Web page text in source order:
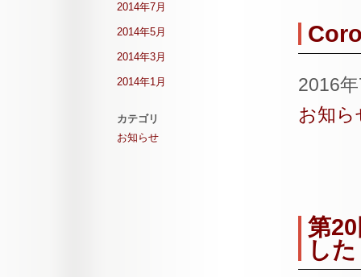
2016
お知ら
第
した
2014年7月
2014年5月
2014年3月
2014年1月
カテゴリ
お知らせ